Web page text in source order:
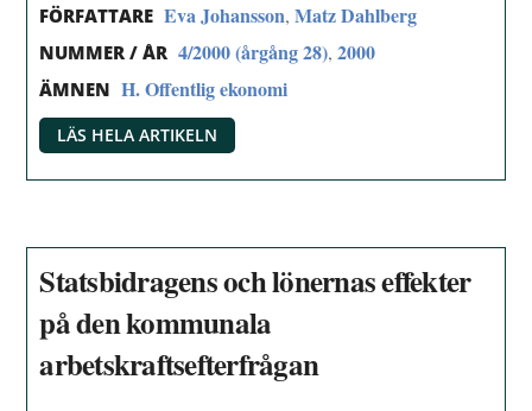
FÖRFATTARE Eva Johansson,Matz Dahlberg
NUMMER / ÅR 4/2000 (årgång 28),2000
ÄMNEN H. Offentlig ekonomi
LÄS HELA ARTIKELN
Statsbidragens och lönernas effekter
på den kommunala
arbetskraftsefterfrågan